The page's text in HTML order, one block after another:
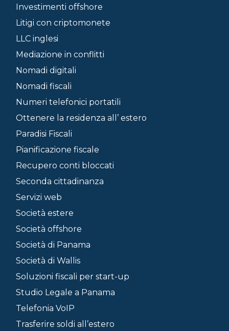
Investimenti offshore
Litigi con criptomonete
LLC inglesi
Mediazione in conflitti
Nomadi digitali
Nomadi fiscali
Numeri telefonici portatili
Ottenere la residenza all’ estero
Paradisi Fiscali
Pianificazione fiscale
Recupero conti bloccati
Seconda cittadinanza
Servizi web
Società estere
Società offshore
Società di Panama
Società di Wallis
Soluzioni fiscali per start-up
Studio Legale a Panama
Telefonia VoIP
Trasferire soldi all’estero